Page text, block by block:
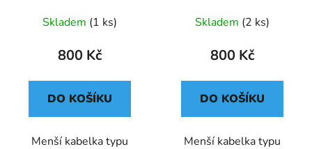
Skladem (1 ks)
800 Kč
DO KOŠÍKU
Menší kabelka typu
Skladem (2 ks)
800 Kč
DO KOŠÍKU
Menší kabelka typu